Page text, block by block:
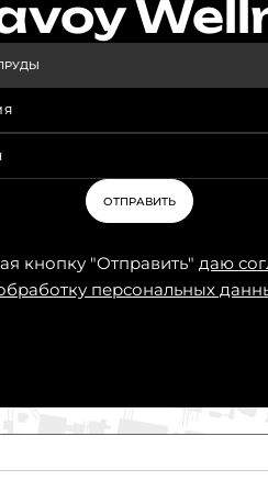
ОТПРАВИТЬ
кнопку "Отправить" даю
персональных